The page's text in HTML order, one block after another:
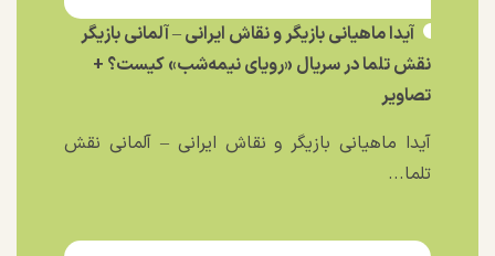
آیدا ماهیانی بازیگر و نقاش ایرانی – آلمانی بازیگر
نقش تلما در سریال «رویای نیمه‌شب» کیست؟ +
تصاویر
آیدا ماهیانی بازیگر و نقاش ایرانی – آلمانی نقش
تلما...